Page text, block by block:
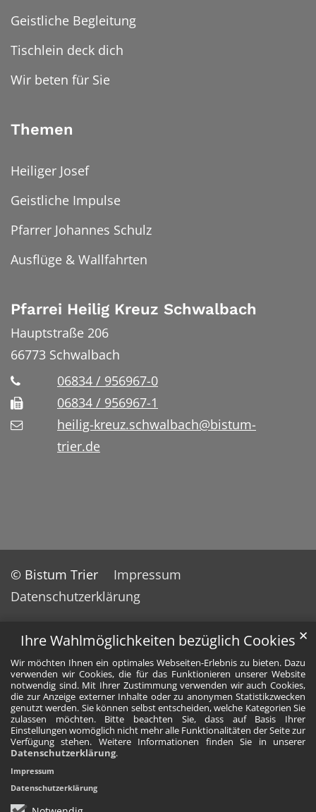
Ihre Wahlmöglichkeiten bezüglich Cookies
Wir möchten Ihnen ein optimales Webseiten-Erlebnis zu bieten. Dazu
verwenden wir Cookies, die für das Funktionieren unserer Website
notwendig sind. Mit Ihrer Zustimmung verwenden wir auch Cookies,
die zur Anzeige externer Inhalte oder zu anonymen Statistikzwecken
genutzt werden. Sie können selbst entscheiden, welche Kategorien Sie
zulassen möchten. Bitte beachten Sie, dass auf Basis Ihrer
Einstellungen womöglich nicht mehr alle Funktionalitäten der Seite zur
Verfügung stehen. Weitere Informationen finden Sie in unserer
Datenschutzerklärung.
✕
Impressum
Datenschutzerklärung
Geistliche Begleitung
Tischlein deck dich
Wir beten für Sie
Themen
Heiliger Josef
Geistliche Impulse
Pfarrer Johannes Schulz
Ausflüge & Wallfahrten
Pfarrei Heilig Kreuz Schwalbach
Hauptstraße 206
66773 Schwalbach
06834 / 956967-0
06834 / 956967-1
heilig-kreuz.schwalbach@bistum-
trier.de
© Bistum Trier
Impressum
Datenschutzerklärung